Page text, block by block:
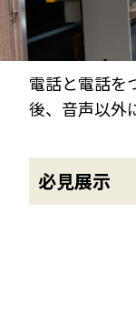
電話と電話を
後、音声以外
必見展示